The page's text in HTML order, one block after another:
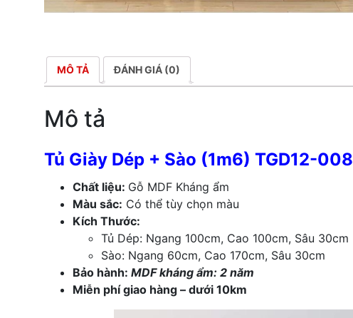
MÔ TẢ ĐÁNH GIÁ (0)
Mô tả
Tủ Giày Dép + Sào (1m6) TGD12-008
Chất liệu: Gỗ MDF Kháng ẩm
Màu sắc: Có thể tùy chọn màu
Kích Thước:
Tủ Dép: Ngang 100cm, Cao 100cm, Sâu 30cm
Sào: Ngang 60cm, Cao 170cm, Sâu 30cm
Bảo hành: MDF kháng ẩm: 2 năm
Miễn phí giao hàng – dưới 10km